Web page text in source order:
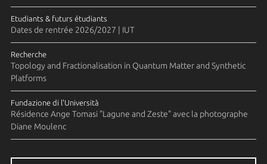
Etudiants & futurs étudiants
Dates de rentrée 2026/2027 | IUT
Recherche
Topology and Fractionalisation in Quantum Matter and Synthetic
Platforms
Fundazione di l'Università
Résidence Ange Tomasi "Lagune and Zeste" avec la photographe
Diane Moulenc